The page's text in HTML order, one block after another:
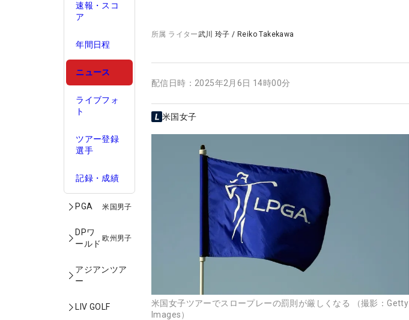
速報・スコ
ア
年間日程
ニュース
ライブフォ
ト
ツアー登録
選手
記録・成績
PGA 米国男子
DPワ
ールド
欧州男子
アジアンツア
ー
LIV GOLF
所属 ライター武川 玲子 / Reiko Takekawa
配信日時： 2025年2月6日 14時00分
米国女子
米国女子ツアーでスロープレーの罰則が厳しくなる （撮影：Getty
Images）